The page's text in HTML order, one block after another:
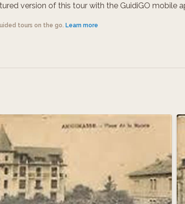
version of this tour with the GuidiGO mobile
tours on the go. Learn more